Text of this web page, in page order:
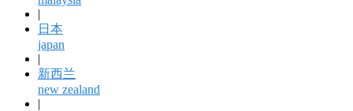
|
日本
japan
|
新西兰
new zealand
|